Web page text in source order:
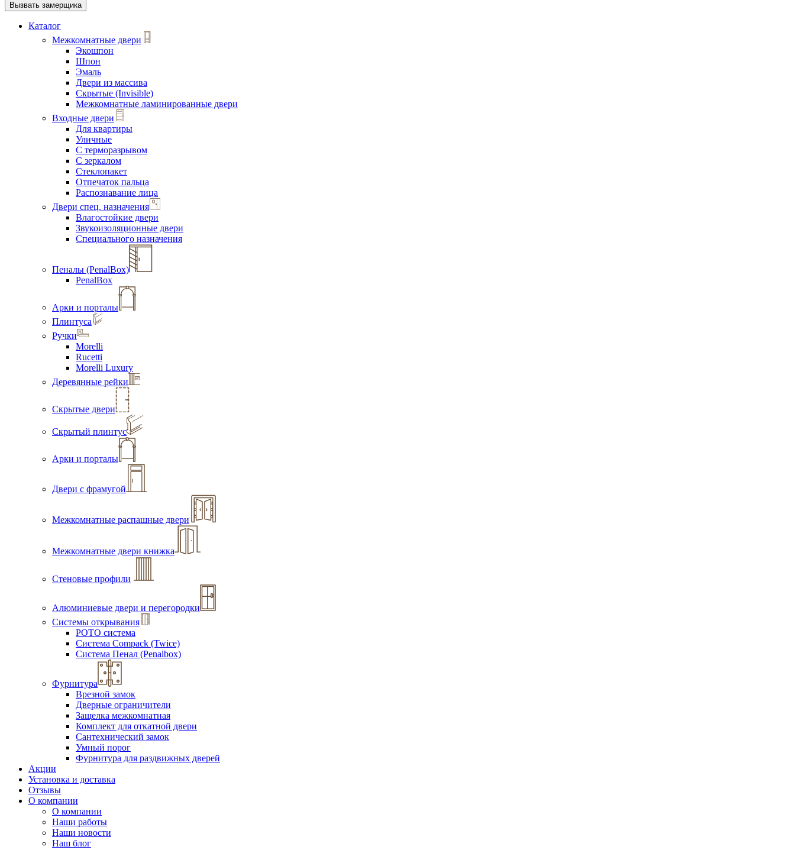
Вызвать замерщика
Каталог
Межкомнатные двери
Экошпон
Шпон
Эмаль
Двери из массива
Скрытые (Invisible)
Межкомнатные ламинированные двери
Входные двери
Для квартиры
Уличные
С терморазрывом
С зеркалом
Стеклопакет
Отпечаток пальца
Распознавание лица
Двери спец. назначения
Влагостойкие двери
Звукоизоляционные двери
Специального назначения
Пеналы (PenalBox)
PenalBox
Арки и порталы
Плинтуса
Ручки
Morelli
Rucetti
Morelli Luxury
Деревянные рейки
Скрытые двери
Скрытый плинтус
Арки и порталы
Двери с фрамугой
Межкомнатные распашные двери
Межкомнатные двери книжка
Стеновые профили
Алюминиевые двери и перегородки
Системы открывания
РОТО система
Система Compack (Twice)
Система Пенал (Penalbox)
Фурнитура
Врезной замок
Дверные ограничители
Защелка межкомнатная
Комплект для откатной двери
Сантехнический замок
Умный порог
Фурнитура для раздвижных дверей
Акции
Установка и доставка
Отзывы
О компании
О компании
Наши работы
Наши новости
Наш блог